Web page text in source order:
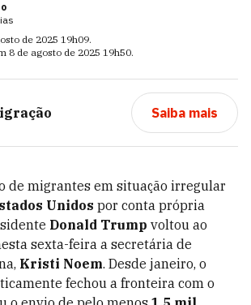
de 2025 19h09.
8 de agosto de 2025 19h50.
Saiba mais
de migrantes em situação irregular
Unidos por conta própria
Donald Trump voltou ao
sexta-feira a secretária de
Kristi Noem. Desde janeiro, o
fechou a fronteira com o